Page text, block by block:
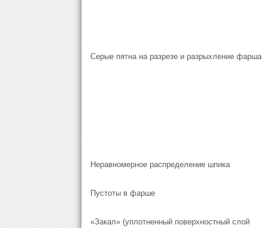
Серые пятна на разрезе и разрыхление фарша
Неравномерное распределение шпика
Пустоты в фарше
«Закал» (уплотненный поверхностный слой